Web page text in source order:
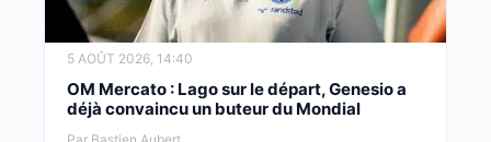
5 AOÛT 2026, 14:40
OM Mercato : Lago sur le départ, Genesio a
déjà convaincu un buteur du Mondial